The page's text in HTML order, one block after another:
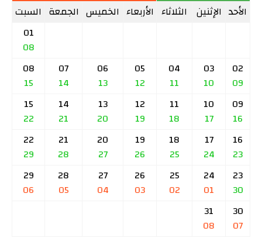
الأحد الإثنين الثلاثاء الأربعاء الخميس الجمعة السبت
01
08
02
09
03
10
04
11
05
12
06
13
07
14
08
15
09
16
10
17
11
18
12
19
13
20
14
21
15
22
16
23
17
24
18
25
19
26
20
27
21
28
22
29
23
30
24
01
25
02
26
03
27
04
28
05
29
06
30
07
31
08